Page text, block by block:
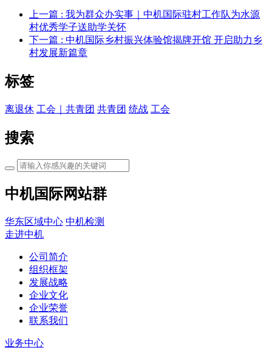
上一篇 : 我为群众办实事｜中机国际驻村工作队为水源
村优秀学子送助学关怀
下一篇 : 中机国际乡村振兴体验馆揭牌开馆 开启助力乡
村发展新篇章
标签
离退休 工会｜共青团 共青团 统战 工会
搜索
中机国际网站群
华东区域中心 中机检测
走进中机
公司简介
组织框架
发展战略
企业文化
企业荣誉
联系我们
业务中心